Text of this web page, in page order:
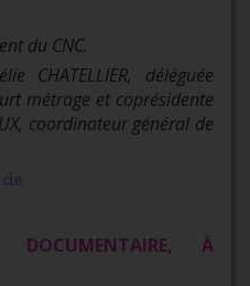
du CNC.
CHATELLIER, déléguée
métrage et coprésidente
coordinateur général de
DOCUMENTAIRE, À